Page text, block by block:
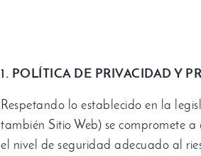
1. POLÍTICA DE PRIVACIDAD Y
Respetando lo establecido en la
también Sitio Web) se compromete
el nivel de seguridad adecuado al